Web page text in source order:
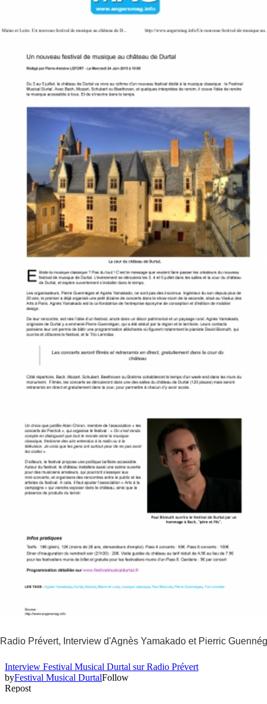
Radio Prévert, Interview d'Agnès Yamakado et Pierric